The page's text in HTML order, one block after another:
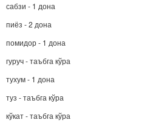
сабзи - 1 дона
пиёз - 2 дона
помидор - 1 дона
гуруч - таъбга кўра
тухум - 1 дона
туз - таъбга кўра
кўкат - таъбга кўра